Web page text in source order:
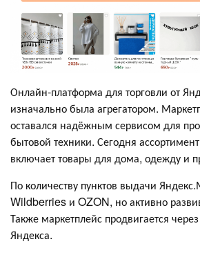
Онлайн-платформа для торговли от
изначально была агрегатором.
оставался надёжным сервисом для
бытовой техники. Сегодня
включает товары для дома, одежду и
По количеству пунктов выдачи
Wildberries и OZON, но активно
Также маркетплейс продвигается
Яндекса.